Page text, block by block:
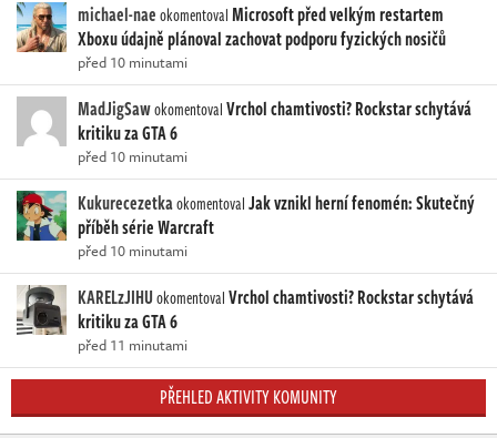
michael-naeokomentovalMicrosoft před velkým restartem
Xboxu údajně plánoval zachovat podporu fyzických nosičů
před 10 minutami
MadJigSawokomentovalVrchol chamtivosti? Rockstar schytává
kritiku za GTA 6
před 10 minutami
KukurecezetkaokomentovalJak vznikl herní fenomén: Skutečný
příběh série Warcraft
před 10 minutami
KARELzJIHUokomentovalVrchol chamtivosti? Rockstar schytává
kritiku za GTA 6
před 11 minutami
PŘEHLED AKTIVITY KOMUNITY